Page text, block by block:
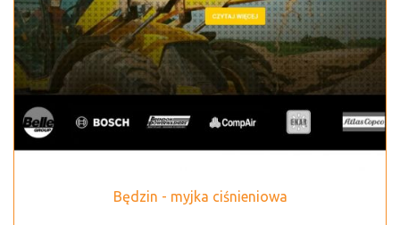
Będzin - myjka ciśnieniowa